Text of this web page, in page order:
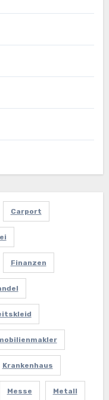
Carport
Finanzen
Krankenhaus
Messe Metall